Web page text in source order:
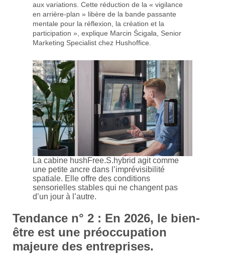
aux variations. Cette réduction de la « vigilance
en arrière-plan » libère de la bande passante
mentale pour la réflexion, la création et la
participation », explique Marcin Ścigała, Senior
Marketing Specialist chez Hushoffice.
La cabine hushFree.S.hybrid agit comme
une petite ancre dans l’imprévisibilité
spatiale. Elle offre des conditions
sensorielles stables qui ne changent pas
d’un jour à l’autre.
Tendance n° 2 : En 2026, le bien-
être est une préoccupation
majeure des entreprises.